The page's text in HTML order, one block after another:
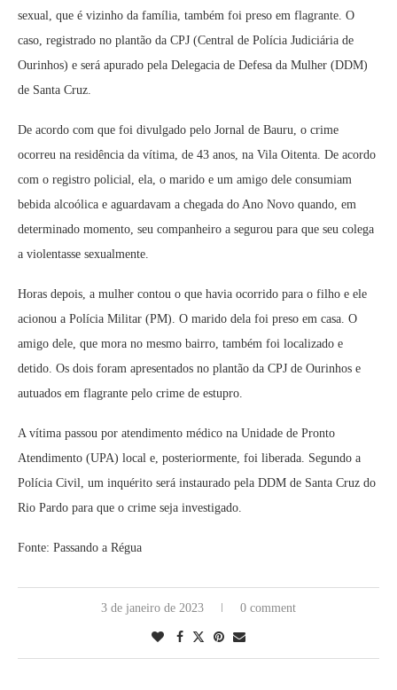
sexual, que é vizinho da família, também foi preso em flagrante. O
caso, registrado no plantão da CPJ (Central de Polícia Judiciária de
Ourinhos) e será apurado pela Delegacia de Defesa da Mulher (DDM)
de Santa Cruz.
De acordo com que foi divulgado pelo Jornal de Bauru, o crime
ocorreu na residência da vítima, de 43 anos, na Vila Oitenta. De acordo
com o registro policial, ela, o marido e um amigo dele consumiam
bebida alcoólica e aguardavam a chegada do Ano Novo quando, em
determinado momento, seu companheiro a segurou para que seu colega
a violentasse sexualmente.
Horas depois, a mulher contou o que havia ocorrido para o filho e ele
acionou a Polícia Militar (PM). O marido dela foi preso em casa. O
amigo dele, que mora no mesmo bairro, também foi localizado e
detido. Os dois foram apresentados no plantão da CPJ de Ourinhos e
autuados em flagrante pelo crime de estupro.
A vítima passou por atendimento médico na Unidade de Pronto
Atendimento (UPA) local e, posteriormente, foi liberada. Segundo a
Polícia Civil, um inquérito será instaurado pela DDM de Santa Cruz do
Rio Pardo para que o crime seja investigado.
Fonte: Passando a Régua
3 de janeiro de 2023 0 comment